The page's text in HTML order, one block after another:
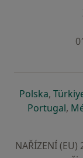
Polskase
,
Portugalse
,
NAŘÍZENÍ